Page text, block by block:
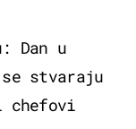
Dan u
stvaraju
chefovi